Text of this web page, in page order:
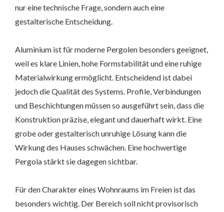
nur eine technische Frage, sondern auch eine
gestalterische Entscheidung.
Aluminium ist für moderne Pergolen besonders geeignet,
weil es klare Linien, hohe Formstabilität und eine ruhige
Materialwirkung ermöglicht. Entscheidend ist dabei
jedoch die Qualität des Systems. Profile, Verbindungen
und Beschichtungen müssen so ausgeführt sein, dass die
Konstruktion präzise, elegant und dauerhaft wirkt. Eine
grobe oder gestalterisch unruhige Lösung kann die
Wirkung des Hauses schwächen. Eine hochwertige
Pergola stärkt sie dagegen sichtbar.
Für den Charakter eines Wohnraums im Freien ist das
besonders wichtig. Der Bereich soll nicht provisorisch